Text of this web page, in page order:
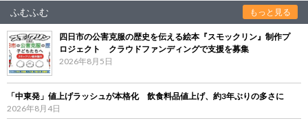
ふむふむ もっと見る
四日市の公害克服の歴史を伝える絵本『スモックリン』制作プ
ロジェクト クラウドファンディングで支援を募集
2026年8月5日
「中東発」値上げラッシュが本格化 飲食料品値上げ、約3年ぶりの多さに
2026年8月4日